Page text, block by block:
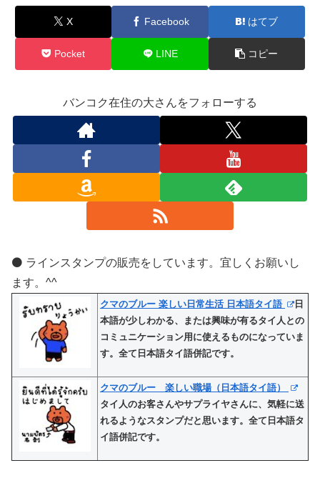
X Facebook はてブ
Pocket LINE コピー
バンコク在住の大さんをフォローする
⚫️ ラインスタンプの販売をしています。宜しくお願いし
ます。^^
クマのブルー 楽しい日常生活 日本語タイ語
日
本語が少しわかる、または興味が有るタイ人との
コミュニケーション用に使えるものになっていま
す。全て日本語タイ語併記です。
クマのブルー 楽しい職場（日本語タイ語）
タイ人のお客さんやサプライヤさんに、気軽に送
れるようなスタンプだと思います。全て日本語タ
イ語併記です。